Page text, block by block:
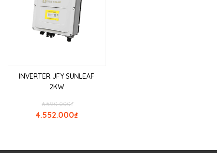
INVERTER JFY SUNLEAF
2KW
₫
6.590.000
₫
4.552.000